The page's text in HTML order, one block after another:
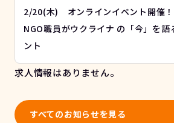
2/20(木) オンラインイベント開催
NGO職員がウクライナ の「今」を語
ント
求人情報はありません。
すべてのお知らせを見る